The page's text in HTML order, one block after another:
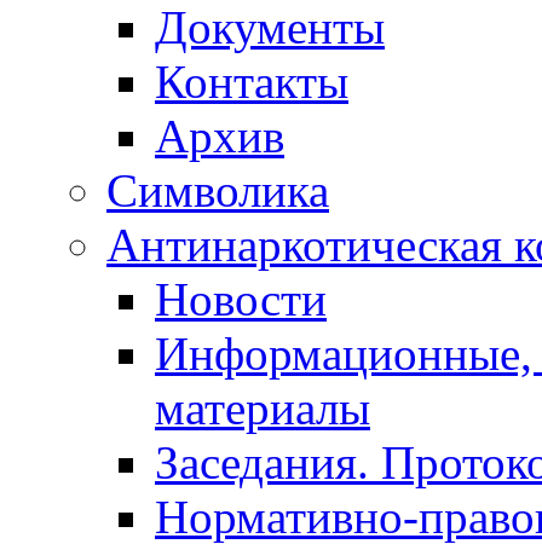
Документы
Контакты
Архив
Символика
Антинаркотическая
Новости
Информационные,
материалы
Заседания.
Нормативно-